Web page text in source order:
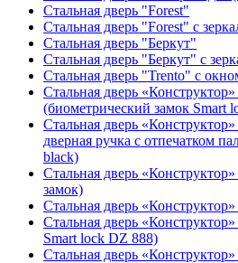
Стальная дверь "Forest"
Стальная дверь "Forest" с
Стальная дверь "Беркут"
Стальная дверь "Беркут" с
Стальная дверь "Trento" с
Стальная дверь «Конструктор»
(биометрический замок Smart
Стальная дверь
дверная ручка с отпечатком
black)
Стальная дверь
замок)
Стальная дверь
Стальная дверь
Smart lock DZ 888)
Стальная дверь